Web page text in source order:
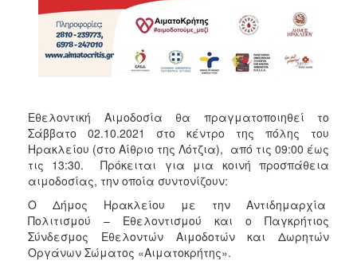
Εθελοντική Αιμοδοσία θα πραγματοποιηθεί το
Σάββατο 02.10.2021 στο κέντρο της πόλης του
Ηρακλείου (στο Αίθριο της Λότζια), από τις 09:00 έως
τις 13:30. Πρόκειται για μια κοινή προσπάθεια
αιμοδοσίας, την οποία συντονίζουν:
O Δήμος Ηρακλείου με την Αντιδημαρχία
Πολιτισμού – Εθελοντισμού και ο Παγκρήτιος
Σύνδεσμος Εθελοντών Αιμοδοτών και Δωρητών
Οργάνων Σώματος «Αιματοκρήτης».